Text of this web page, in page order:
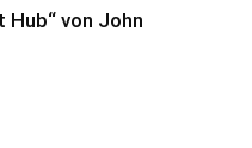
von John